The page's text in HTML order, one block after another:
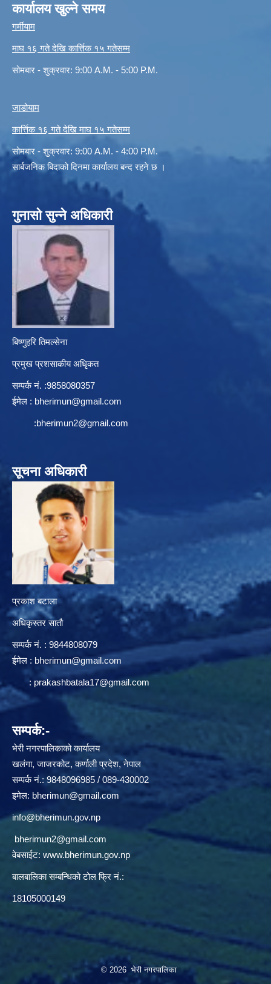
कार्यालय खुल्ने समय
गर्मीयाम
माघ १६ गते देखि कार्त्तिक १५ गतेसम्म
सोमबार - शुक्रवार: 9:00 A.M. - 5:00 P.M.
जाडोयाम
कार्त्तिक १६ गते देखि माघ १५ गतेसम्म
सोमबार - शुक्रवार: 9:00 A.M. - 4:00 P.M.
सार्बजनिक बिदाको दिनमा कार्यालय बन्द रहने छ ।
गुनासो सुन्ने अधिकारी
बिष्णुहरि तिमल्सेना
प्रमुख प्रशसाकीय अधिृकत
सम्पर्क न‌ं. :9858080357
ईमेल : bherimun@gmail.com
:bherimun2@gmail.com
सूचना अधिकारी
प्रकाश बटाला
अधिकृस्तर सातौ
सम्पर्क न‌ं. : 9844808079
ईमेल : bherimun@gmail.com
: prakashbatala17@gmail.com
सम्पर्क:-
भेरी नगरपालिकाको कार्यालय
खलंगा, जाजरकोट, कर्णाली प्रदेश, नेपाल
सम्पर्क नं.: 9848096985 / 089-430002
इमेल: bherimun@gmail.com
info@bherimun.gov.np
bherimun2@gmail.com
वेबसाईट: www.bherimun.gov.np
बालबालिका सम्बन्धिको टोल फ्रि नं.:
18105000149
© 2026 भेरी नगरपालिका